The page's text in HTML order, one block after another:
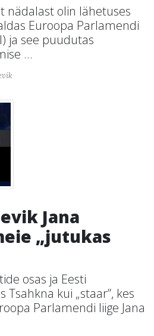
nädalast olin lähetuses
Euroopa Parlamendi
ja see puudutas
...
Jana
„jutukas
osas ja Eesti
kui „staar”, kes
Parlamendi liige Jana